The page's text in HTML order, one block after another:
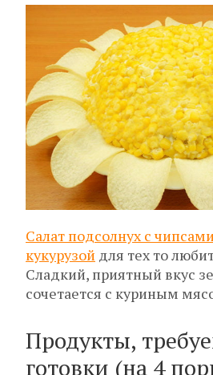
Салат подсолнух с
кукурузой для тех то
Сладкий, приятный вкус
сочетается с куриным
Продукты,
готовки (на 4